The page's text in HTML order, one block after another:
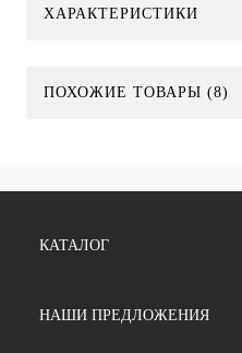
ХАРАКТЕРИСТИКИ
ПОХОЖИЕ ТОВАРЫ (8)
КАТАЛОГ
НАШИ ПРЕДЛОЖЕНИЯ